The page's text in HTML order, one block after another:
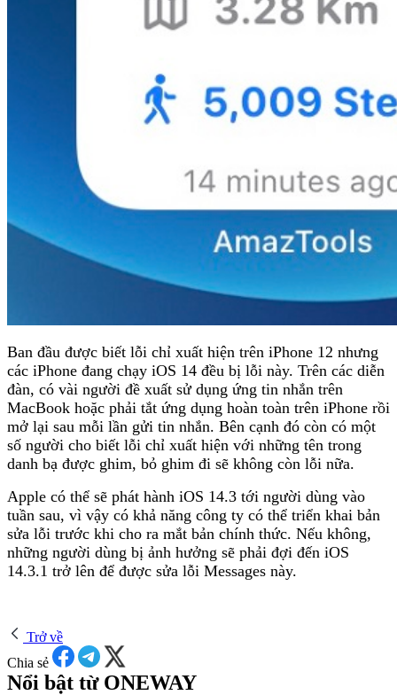
Ban đầu được biết lỗi chỉ xuất hiện trên iPhone 12 nhưng
các iPhone đang chạy iOS 14 đều bị lỗi này. Trên các diễn
đàn, có vài người đề xuất sử dụng ứng tin nhắn trên
MacBook hoặc phải tắt ứng dụng hoàn toàn trên iPhone rồi
mở lại sau mỗi lần gửi tin nhắn. Bên cạnh đó còn có một
số người cho biết lỗi chỉ xuất hiện với những tên trong
danh bạ được ghim, bỏ ghim đi sẽ không còn lỗi nữa.
Apple có thể sẽ phát hành iOS 14.3 tới người dùng vào
tuần sau, vì vậy có khả năng công ty có thể triển khai bản
sửa lỗi trước khi cho ra mắt bản chính thức. Nếu không,
những người dùng bị ảnh hưởng sẽ phải đợi đến iOS
14.3.1 trở lên để được sửa lỗi Messages này.
Trở về
Chia sẻ
Nổi bật từ ONEWAY